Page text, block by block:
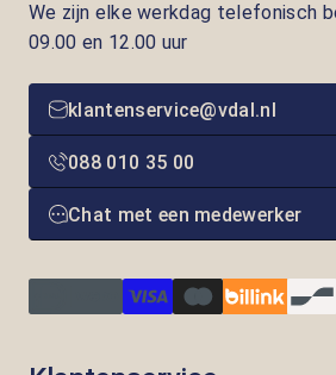
We zijn elke werkdag telefonisch
09.00 en 12.00 uur
klantenservice@vdal.nl
088 010 35 00
Chat met een medewerker